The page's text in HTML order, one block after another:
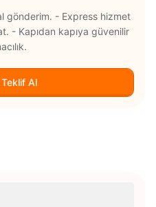
gönderim. - Express hizmet
- Kapıdan kapıya güvenilir
Al